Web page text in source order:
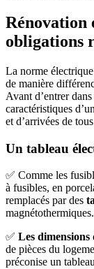
Rénovation
obligations
La norme
de manière
Avant d’entrer
caractéristiques d’un
et d’arrivées de
Un tableau
✅ Comme les
à fusibles, en
remplacés par des
magnétothermiques.
✅ Les
de pièces du
préconise un